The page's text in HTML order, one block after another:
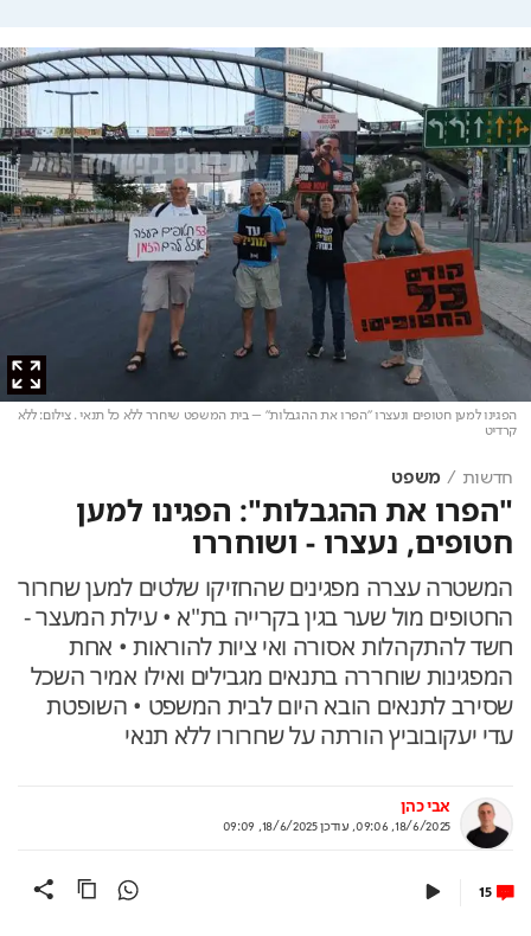
הפגינו למען חטופים ונעצרו "הפרו את ההגבלות" – בית המשפט שיחרר ללא כל תנאי. צילום: ללא
קרדיט
חדשות משפט
"הפרו את ההגבלות": הפגינו למען
חטופים, נעצרו - ושוחררו
המשטרה עצרה מפגינים שהחזיקו שלטים למען שחרור
החטופים מול שער בגין בקרייה בת"א • עילת המעצר -
חשד להתקהלות אסורה ואי ציות להוראות • אחת
המפגינות שוחררה בתנאים מגבילים ואילו אמיר השכל
שסירב לתנאים הובא היום לבית המשפט • השופטת
עדי יעקובוביץ הורתה על שחרורו ללא תנאי
אבי כהן
18/6/2025, 09:06
, עודכן18/6/2025, 09:09
15